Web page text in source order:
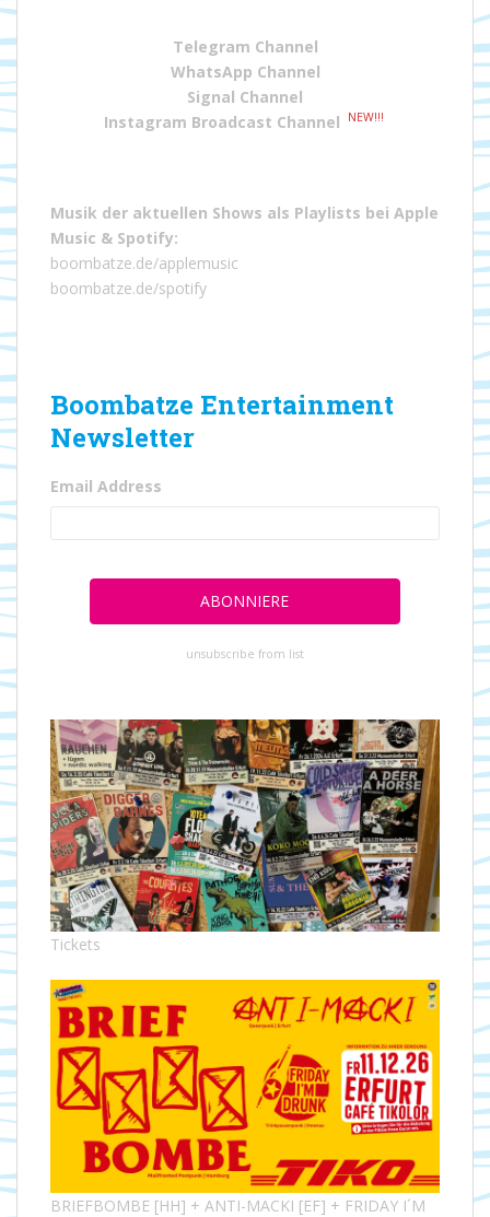
Telegram Channel
WhatsApp Channel
Signal Channel
Instagram Broadcast Channel
NEW!!!
Musik der aktuellen Shows als Playlists bei Apple
Music & Spotify:
boombatze.de/applemusic
boombatze.de/spotify
Boombatze Entertainment
Newsletter
Email Address
unsubscribe from list
Tickets
BRIEFBOMBE [HH] + ANTI-MACKI [EF] + FRIDAY I´M